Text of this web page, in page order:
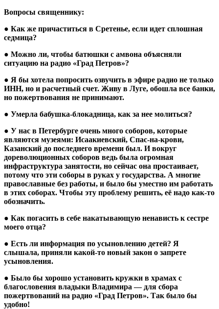
Вопросы священнику:
● Как же причаститься в Сретенье, если идет сплошная
седмица?
● Можно ли, чтобы батюшки с амвона объясняли
ситуацию на радио «Град Петров»?
● Я бы хотела попросить озвучить в эфире радио не только
ИНН, но и расчетный счет. Живу в Луге, обошла все банки,
но пожертвования не принимают.
● Умерла бабушка-блокадница, как за нее молиться?
● У нас в Петербурге очень много соборов, которые
являются музеями: Исаакиевский, Спас-на-крови,
Казанский до последнего времени был. И вокруг
дореволюционных соборов ведь была огромная
инфраструктура занятости, но сейчас она простаивает,
потому что эти соборы в руках у государства. А многие
православные без работы, и было бы уместно им работать
в этих соборах. Чтобы эту проблему решить, её надо как-то
обозначить.
● Как погасить в себе накатывающую ненависть к сестре
моего отца?
● Есть ли информация по усыновлению детей? Я
слышала, приняли какой-то новый закон о запрете
усыновления.
● Было бы хорошо установить кружки в храмах с
благословения владыки Владимира — для сбора
пожертвований на радио «Град Петров». Так было бы
удобно!